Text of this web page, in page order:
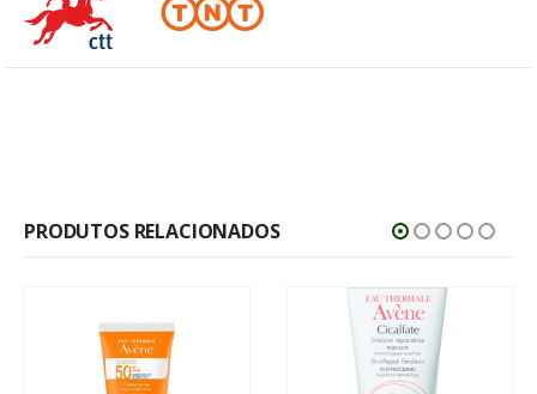
PRODUTOS RELACIONADOS